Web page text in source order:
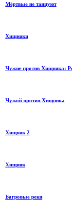
Мёртвые не танцуют
Хищники
Чужие против Хищника:
Чужой против Хищника
Хищник 2
Хищник
Багровые реки